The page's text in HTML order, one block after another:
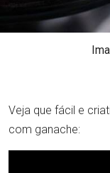
Veja que fácil e
com ganache: